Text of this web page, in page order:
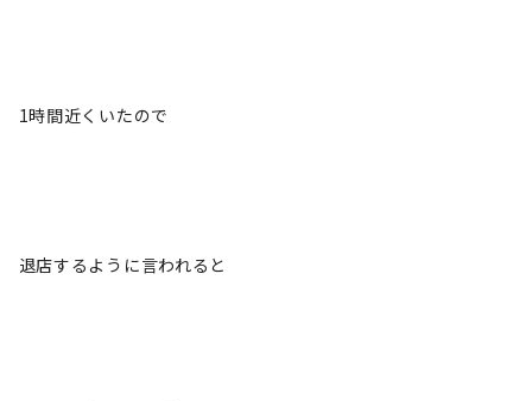
1時間近くいたので
退店するように言われると